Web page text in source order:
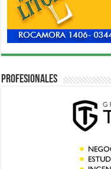
Profesionales